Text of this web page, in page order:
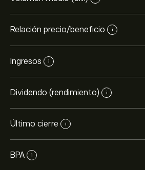
Relación precio/beneficio i
Ingresos i
Dividendo (rendimiento) i
Último cierre i
BPA i